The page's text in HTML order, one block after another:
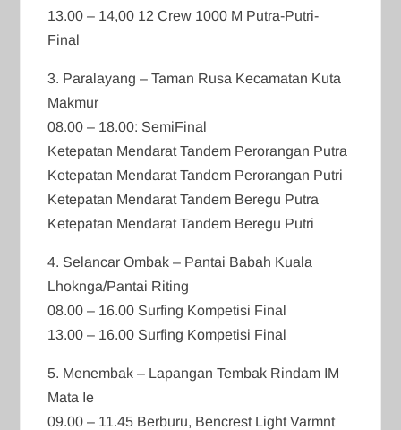
13.00 – 14,00 12 Crew 1000 M Putra-Putri-
Final
3. Paralayang – Taman Rusa Kecamatan Kuta
Makmur
08.00 – 18.00: SemiFinal
Ketepatan Mendarat Tandem Perorangan Putra
Ketepatan Mendarat Tandem Perorangan Putri
Ketepatan Mendarat Tandem Beregu Putra
Ketepatan Mendarat Tandem Beregu Putri
4. Selancar Ombak – Pantai Babah Kuala
Lhoknga/Pantai Riting
08.00 – 16.00 Surfing Kompetisi Final
13.00 – 16.00 Surfing Kompetisi Final
5. Menembak – Lapangan Tembak Rindam IM
Mata Ie
09.00 – 11.45 Berburu, Bencrest Light Varmnt